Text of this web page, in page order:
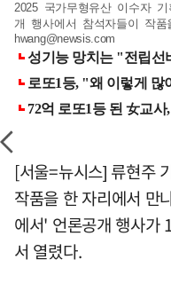
2025 국가무형유산 이수자
개 행사에서 참석자들이 작
hwang@newsis.com
[서울=뉴시스] 류현주
작품을 한 자리에서 만
에서' 언론공개 행사가
서 열렸다.